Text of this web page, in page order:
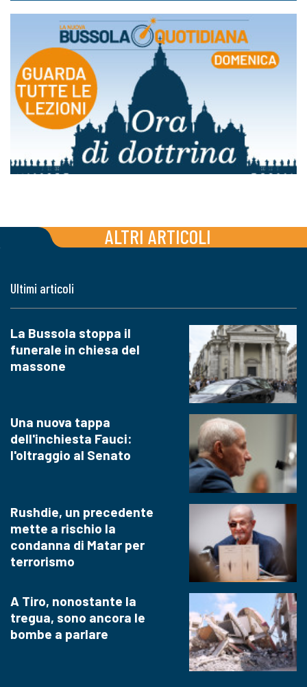
ALTRI ARTICOLI
Ultimi articoli
La Bussola stoppa il
funerale in chiesa del
massone
Una nuova tappa
dell'inchiesta Fauci:
l'oltraggio al Senato
Rushdie, un precedente
mette a rischio la
condanna di Matar per
terrorismo
A Tiro, nonostante la
tregua, sono ancora le
bombe a parlare